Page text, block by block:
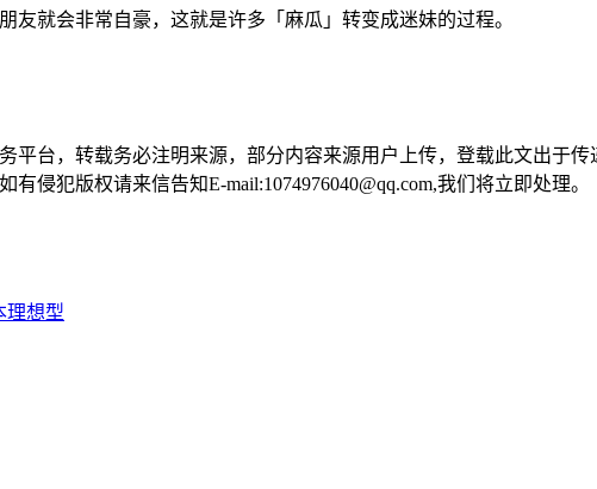
就会非常自豪，这就是许多「麻瓜」转变成迷妹的过程。
平台，转载务必注明来源，部分内容来源用户上传，登载此文出于
侵犯版权请来信告知E-mail:1074976040@qq.com,我们将立即处理。
理想型